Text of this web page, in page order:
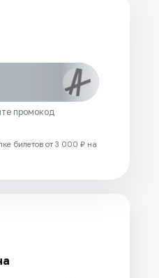
промокод
билетов от 3 000 ₽ на